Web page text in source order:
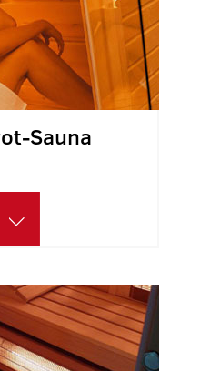
Sauna